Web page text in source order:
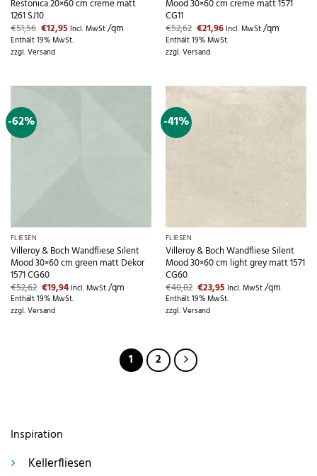
Restonica 20×60 cm creme matt
1261 SJ10
€51,56 Ursprünglicher
Preis
war:
€51,56
€12,95Aktueller
Preis
ist:
Incl. MwSt/qm
Enthält 19% MwSt.
zzgl.Versand
Mood 30×60 cm creme matt 1571
CG11
€52,62 Ursprünglicher
Preis
war:
€52,62
€21,96Aktueller
Preis
ist:
Incl. MwSt/qm
Enthält 19% MwSt.
zzgl.Versand
-62%
FLIESEN
Villeroy & Boch Wandfliese Silent
Mood 30×60 cm green matt Dekor
1571 CG60
€52,62 Ursprünglicher
Preis
war:
€52,62
€19,94Aktueller
Preis
ist:
Incl. MwSt/qm
Enthält 19% MwSt.
zzgl.Versand
-41%
FLIESEN
Villeroy & Boch Wandfliese Silent
Mood 30×60 cm light grey matt 1571
CG60
€40,82 Ursprünglicher
Preis
war:
€40,82
€23,95Aktueller
Preis
ist:
Incl. MwSt/qm
Enthält 19% MwSt.
zzgl.Versand
1 2
Inspiration
Kellerfliesen